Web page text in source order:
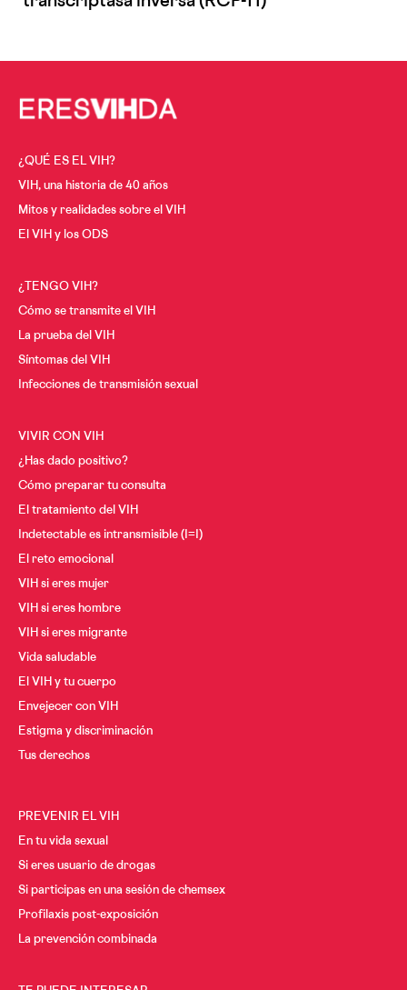
Menopausia y VIH
Desde los 60
¿QUÉ ES EL VIH?
VIH, una historia de 40 años
Mitos y realidades sobre el VIH
El VIH y los ODS
¿TENGO VIH?
Cómo se transmite el VIH
La prueba del VIH
Síntomas del VIH
Infecciones de transmisión sexual
VIVIR CON VIH
¿Has dado positivo?
Cómo preparar tu consulta
El tratamiento del VIH
Indetectable es intransmisible (I=I)
El reto emocional
VIH si eres mujer
VIH si eres hombre
VIH si eres migrante
Vida saludable
El VIH y tu cuerpo
Envejecer con VIH
Estigma y discriminación
Tus derechos
PREVENIR EL VIH
En tu vida sexual
Si eres usuario de drogas
Si participas en una sesión de chemsex
Profilaxis post-exposición
La prevención combinada